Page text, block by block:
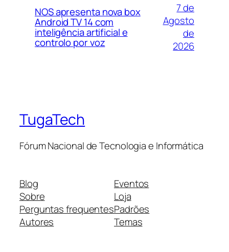
NOS apresenta nova box
Android TV 14 com
inteligência artificial e
controlo por voz
7 de
Agosto
de
2026
TugaTech
Fórum Nacional de Tecnologia e Informática
Blog
Sobre
Perguntas frequentes
Autores
Eventos
Loja
Padrões
Temas